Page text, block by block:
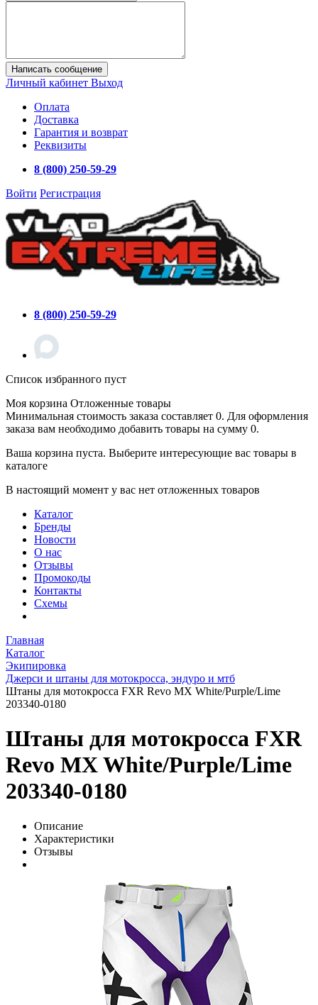
Написать сообщение
Личный кабинет Выход
Оплата
Доставка
Гарантия и возврат
Реквизиты
8 (800) 250-59-29
Войти Регистрация
8 (800) 250-59-29
Список избранного пуст
Моя корзина Отложенные товары
Минимальная стоимость заказа составляет 0. Для оформления
заказа вам необходимо добавить товары на сумму 0.
Ваша корзина пуста. Выберите интересующие вас товары в
каталоге
В настоящий момент у вас нет отложенных товаров
Каталог
Бренды
Новости
О нас
Отзывы
Промокоды
Контакты
Схемы
Главная
Каталог
Экипировка
Джерси и штаны для мотокросса, эндуро и мтб
Штаны для мотокросса FXR Revo MX White/Purple/Lime
203340-0180
Штаны для мотокросса FXR
Revo MX White/Purple/Lime
203340-0180
Описание
Характеристики
Отзывы